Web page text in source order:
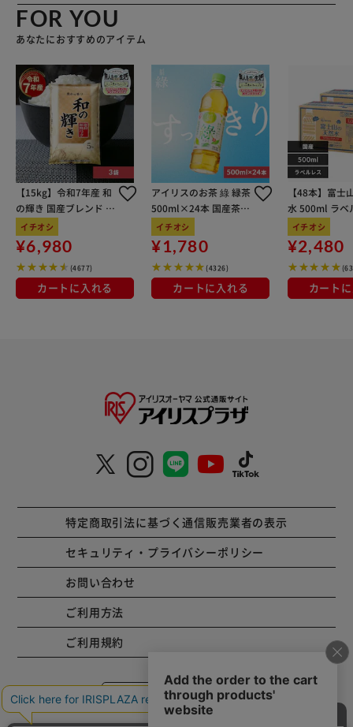
FOR YOU
あなたにおすすめのアイテム
【15kg】令和7年産 和
の輝き 国産ブレンド 5
kg×3袋
イチオシ
¥6,980
(4677)
カートに入れる
アイリスのお茶 綠 緑茶
500ml×24本 国産茶葉
100％使用
イチオシ
¥1,780
(4326)
カートに入れる
【48本】富士
水 500ml ラベ
イチオシ
¥2,480
カート
特定商取引法に基づく通信販売業者の表示
セキュリティ・プライバシーポリシー
お問い合わせ
ご利用方法
ご利用規約
コーポレートサイト